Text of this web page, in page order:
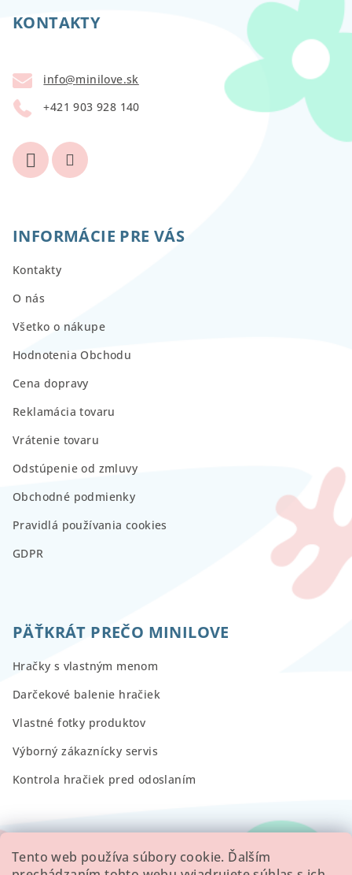
Tento web používa súbory cookie. Ďalším
KONTAKTY
info@minilove.sk
+421 903 928 140
INFORMÁCIE PRE VÁS
Kontakty
O nás
Všetko o nákupe
Hodnotenia Obchodu
Cena dopravy
Reklamácia tovaru
Vrátenie tovaru
Odstúpenie od zmluvy
Obchodné podmienky
Pravidlá používania cookies
GDPR
PÄŤKRÁT PREČO MINILOVE
Hračky s vlastným menom
Darčekové balenie hračiek
Vlastné fotky produktov
Výborný zákaznícky servis
Kontrola hračiek pred odoslaním
RECENZIE